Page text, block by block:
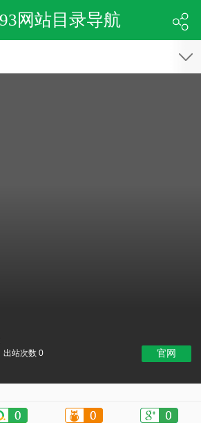
网站目录导航
出站次数 0 官网